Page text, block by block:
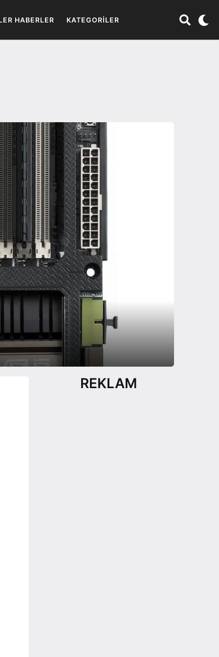
HABERLER KATEGORILER
REKLAM